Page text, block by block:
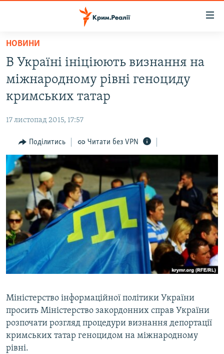
Перейти
основного
матеріалу
до
основної
Перейти
до
пошуку
ВОДА.КРИМ
ВІДЕО ТА ФОТО
БЛОГИ
ПОГЛЯД
ІНТЕРВ'Ю
ВСЕ ЗА ДЕНЬ
СПЕЦПРОЕКТИ
ДЕПОРТАЦІЯ
ВІДЕОУРОКИ «ELIFBE»
СВІДЧЕННЯ ОКУПАЦІЇ
УКРАЇНСЬКА ПРОБЛЕМА КРИМУ
ЯК ОБІЙТИ БЛОКУВАННЯ
Русский
Qırımtatar
Усі сайти RFE/RL
НОВИНИ
В Україні ініціюють визнання на
міжнародному рівні геноциду
кримських татар
17 листопад 2015, 17:57
Поділитись Читати без VPN
Міністерство інформаційної політики України
просить Міністерство закордонних справ України
розпочати розгляд процедури визнання депортації
кримських татар геноцидом на міжнародному
рівні.